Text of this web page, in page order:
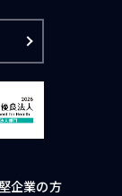
企業の方